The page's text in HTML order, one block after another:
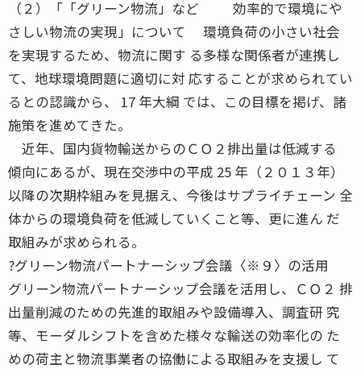
（２）「「グリーン物流」など 効率的で環境にや
さしい物流の実現」について 環境負荷の小さい社会
を実現するため、物流に関す る多様な関係者が連携し
て、地球環境問題に適切に対 応することが求められてい
るとの認識から、 17 年大綱 では、この目標を掲げ、諸
施策を進めてきた。
近年、国内貨物輸送からのＣＯ２排出量は低減する
傾向にあるが、現在交渉中の平成 25 年（２０１３年）
以降の次期枠組みを見据え、今後はサプライチェーン 全
体からの環境負荷を低減していくこと等、更に進ん だ
取組みが求められる。
?グリーン物流パートナーシップ会議〈※９〉の活用
グリーン物流パートナーシップ会議を活用し、ＣＯ２ 排
出量削減のための先進的取組みや設備導入、調査研 究
等、モーダルシフトを含めた様々な輸送の効率化の た
めの荷主と物流事業者の協働による取組みを支援し て